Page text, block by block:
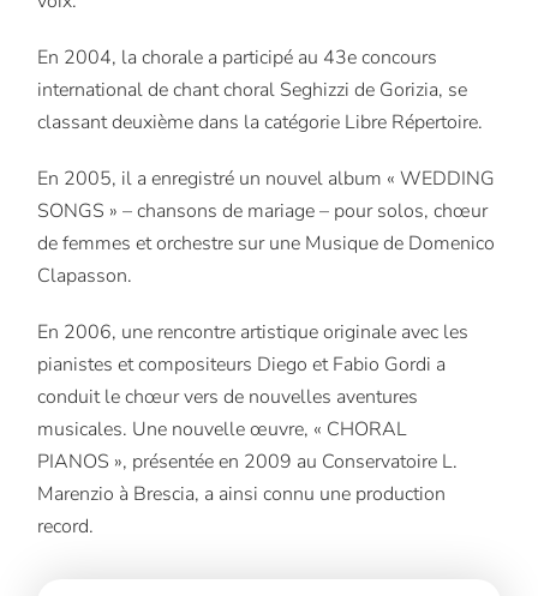
En 2004, la chorale a participé au 43e concours
international de chant choral Seghizzi de Gorizia, se
classant deuxième dans la catégorie Libre Répertoire.
En 2005, il a enregistré un nouvel album « WEDDING
SONGS » – chansons de mariage – pour solos, chœur
de femmes et orchestre sur une Musique de Domenico
Clapasson.
En 2006, une rencontre artistique originale avec les
pianistes et compositeurs Diego et Fabio Gordi a
conduit le chœur vers de nouvelles aventures
musicales. Une nouvelle œuvre, « CHORAL
PIANOS », présentée en 2009 au Conservatoire L.
Marenzio à Brescia, a ainsi connu une production
record.